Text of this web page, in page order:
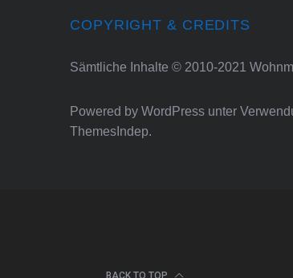
COPYRIGHT & CREDITS
Sämtliche Inhalte © 2010-2021
Powered by WordPress unter
ThemesIndep.
BACK TO TOP